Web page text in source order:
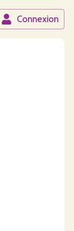
Connexion